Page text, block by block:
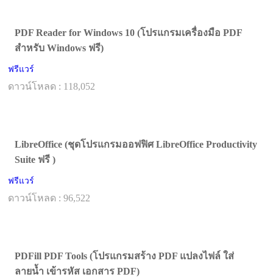
PDF Reader for Windows 10 (โปรแกรมเครื่องมือ PDF
สำหรับ Windows ฟรี)
ฟรีแวร์
ดาวน์โหลด : 118,052
LibreOffice (ชุดโปรแกรมออฟฟิศ LibreOffice Productivity
Suite ฟรี )
ฟรีแวร์
ดาวน์โหลด : 96,522
PDFill PDF Tools (โปรแกรมสร้าง PDF แปลงไฟล์ ใส่
ลายน้ำ เข้ารหัส เอกสาร PDF)